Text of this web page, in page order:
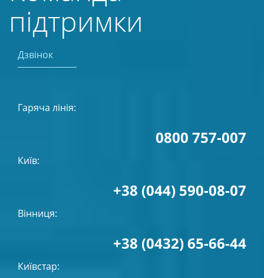
підтримки
Дзвінок
Гаряча лінія:
0800 757-007
Київ:
+38 (044) 590-08-07
Вінниця:
+38 (0432) 65-66-44
Київстар: